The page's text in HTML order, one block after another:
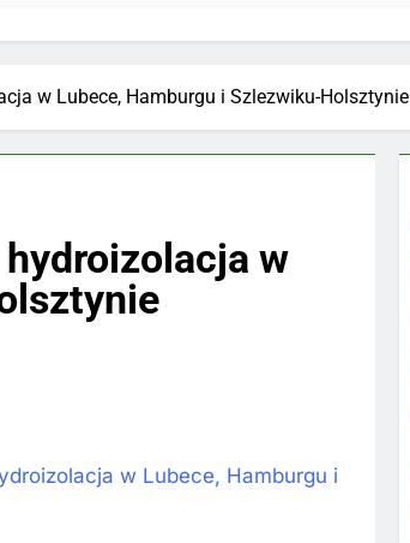
w Lubece, Hamburgu i Szlezwiku-Holsztynie
w
w Lubece, Hamburgu i